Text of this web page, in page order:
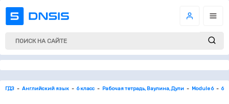
ГДЗ Английский язык 6 класс Рабочая тетрадь, Ваулина, Дули Module 6 6.